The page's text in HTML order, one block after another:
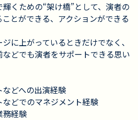
くための“架け橋”として、演者の
とができる、アクションができる
に上がっているときだけでなく、
などでも演者をサポートできる思い
どへの出演経験
どでのマネジメント経験
務経験